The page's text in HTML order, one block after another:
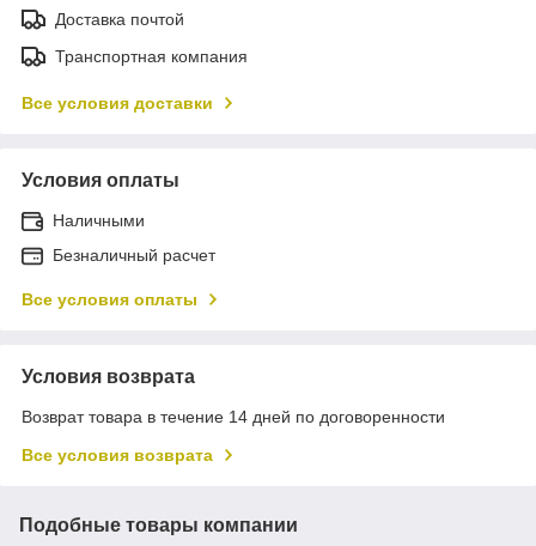
Доставка почтой
Транспортная компания
Все условия доставки
Условия оплаты
Наличными
Безналичный расчет
Все условия оплаты
Условия возврата
Возврат товара в течение 14 дней по договоренности
Все условия возврата
Подобные товары компании